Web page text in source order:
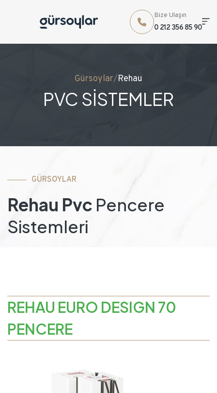
Bize Ulaşın
0 212 356 85 90
Gürsoylar/Rehau
PVC SİSTEMLER
GÜRSOYLAR
Rehau Pvc Pencere
Sistemleri
REHAU EURO DESIGN 70
PENCERE